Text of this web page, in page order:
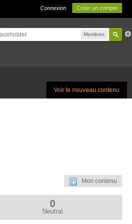
Connexion Créer un compte
Membres
Voir le nouveau contenu
Mon contenu
0
Neutral